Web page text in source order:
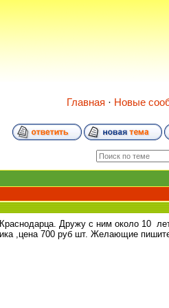
Главная · Новые
Дружу с ним около 10
,цена 700 руб шт. Желающие